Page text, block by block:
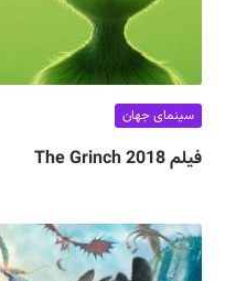
سینمای جهان
فیلم The Grinch 2018